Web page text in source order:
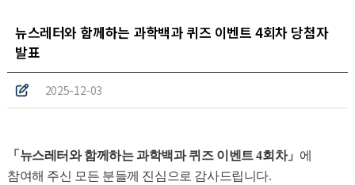
뉴스레터와 함께하는 과학백과 퀴즈 이벤트 4회차 당첨자
발표
2025-12-03
「뉴스레터와 함께하는 과학백과 퀴즈 이벤트 4회차」 에
참여해 주신 모든 분들께 진심으로 감사드립니다.